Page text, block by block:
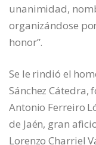
unanimidad,
organizándose
honor”.
Se le rindió el
Sánchez Cátedra,
Antonio Ferreiro
de Jaén, gran
Lorenzo Charriel